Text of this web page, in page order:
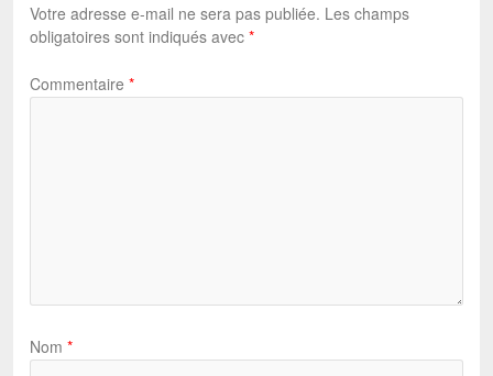
Votre adresse e-mail ne sera pas publiée. Les champs
obligatoires sont indiqués avec *
Commentaire *
Nom *